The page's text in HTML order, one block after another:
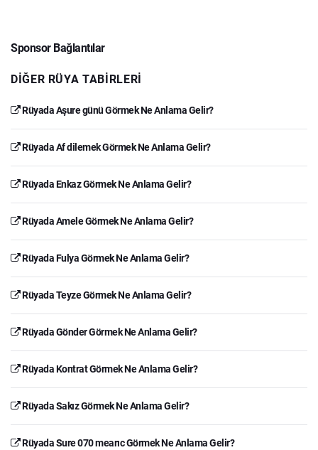
Sponsor Bağlantılar
DIĞER RÜYA TABIRLERI
Rüyada Aşure günü Görmek Ne Anlama Gelir?
Rüyada Af dilemek Görmek Ne Anlama Gelir?
Rüyada Enkaz Görmek Ne Anlama Gelir?
Rüyada Amele Görmek Ne Anlama Gelir?
Rüyada Fulya Görmek Ne Anlama Gelir?
Rüyada Teyze Görmek Ne Anlama Gelir?
Rüyada Gönder Görmek Ne Anlama Gelir?
Rüyada Kontrat Görmek Ne Anlama Gelir?
Rüyada Sakız Görmek Ne Anlama Gelir?
Rüyada Sure 070 mearıc Görmek Ne Anlama Gelir?